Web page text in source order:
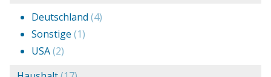
Deutschland (4)
Sonstige (1)
USA(2)